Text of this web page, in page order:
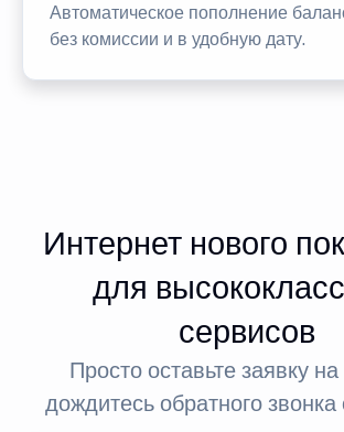
Автоматическое пополнение
без комиссии и в удобную дату.
Интернет нового
для
сервисов
Просто оставьте заявку
дождитесь обратного